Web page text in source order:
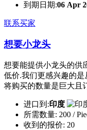
到期日期:06 Apr
联系买家
想要小龙头
想要能提供小龙头的供
低价.我们更感兴趣的
将购买的数量是巨大且
进口到:印度
所需数量: 200 /
收到的报价: 20